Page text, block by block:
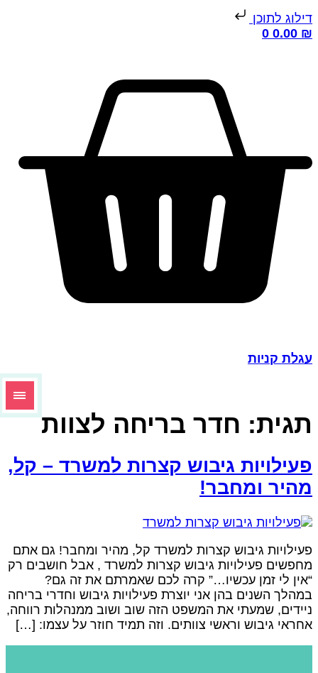
לתוכן
0.00
0
קניות
חדר בריחה לצוות
גיבוש קצרות למשרד – קל,
ומחבר!
גיבוש קצרות למשרד קל, מהיר ומחבר! גם אתם
פעילויות גיבוש קצרות למשרד , אבל חושבים רק
לי זמן עכשיו…” קרה לכם שאמרתם את זה גם?
השנים בהן אני יוצרת פעילויות גיבוש וחדרי בריחה
שמעתי את המשפט הזה שוב ושוב ממנהלות רווחה,
גיבוש וראשי צוותים. וזה תמיד חוזר על עצמו: […]